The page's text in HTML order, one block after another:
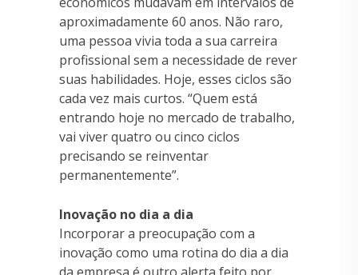
aproximadamente 60 anos. Não raro,
uma pessoa vivia toda a sua carreira
profissional sem a necessidade de rever
suas habilidades. Hoje, esses ciclos são
cada vez mais curtos. “Quem está
entrando hoje no mercado de trabalho,
vai viver quatro ou cinco ciclos
precisando se reinventar
permanentemente”.
Inovação no dia a dia
Incorporar a preocupação com a
inovação como uma rotina do dia a dia